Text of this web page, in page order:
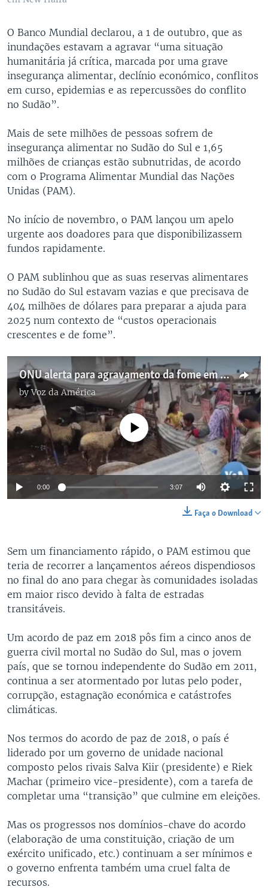
O Banco Mundial declarou, a 1 de outubro, que as
inundações estavam a agravar “uma situação
humanitária já crítica, marcada por uma grave
insegurança alimentar, declínio económico, conflitos
em curso, epidemias e as repercussões do conflito
no Sudão”.
Mais de sete milhões de pessoas sofrem de
insegurança alimentar no Sudão do Sul e 1,65
milhões de crianças estão subnutridas, de acordo
com o Programa Alimentar Mundial das Nações
Unidas (PAM).
No início de novembro, o PAM lançou um apelo
urgente aos doadores para que disponibilizassem
fundos rapidamente.
O PAM sublinhou que as suas reservas alimentares
no Sudão do Sul estavam vazias e que precisava de
404 milhões de dólares para preparar a ajuda para
2025 num contexto de “custos operacionais
crescentes e de fome”.
ONU alerta para agravamento da fome em Moçambique, Gaza, Sudão e Mali
byVoz da América
No media source currently available
0:00 3:07
Faça o Download
Sem um financiamento rápido, o PAM estimou que
teria de recorrer a lançamentos aéreos dispendiosos
no final do ano para chegar às comunidades isoladas
em maior risco devido à falta de estradas
transitáveis.
Um acordo de paz em 2018 pôs fim a cinco anos de
guerra civil mortal no Sudão do Sul, mas o jovem
país, que se tornou independente do Sudão em 2011,
continua a ser atormentado por lutas pelo poder,
corrupção, estagnação económica e catástrofes
climáticas.
Nos termos do acordo de paz de 2018, o país é
liderado por um governo de unidade nacional
composto pelos rivais Salva Kiir (presidente) e Riek
Machar (primeiro vice-presidente), com a tarefa de
completar uma “transição” que culmine em eleições.
Mas os progressos nos domínios-chave do acordo
(elaboração de uma constituição, criação de um
exército unificado, etc.) continuam a ser mínimos e
o governo enfrenta também uma cruel falta de
recursos.